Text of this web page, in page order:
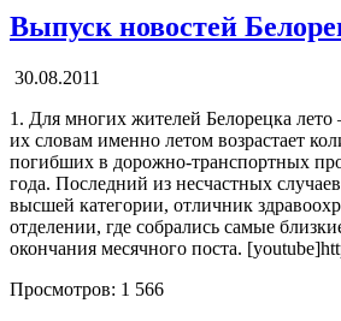
Выпуск новостей
30.08.2011
1. Для многих жителей Белорецка
их словам именно летом возрастает
погибших в дорожно-транспортных
года. Последний из несчастных
высшей категории, отличник
отделении, где собрались самые
окончания месячного поста.
Просмотров: 1 566